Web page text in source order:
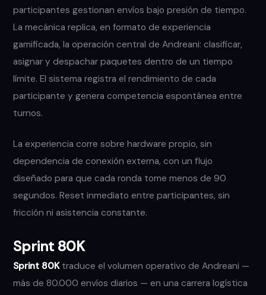
participantes gestionan envíos bajo presión de tiempo.
La mecánica replica, en formato de experiencia
gamificada, la operación central de Andreani: clasificar,
asignar y despachar paquetes dentro de un tiempo
límite. El sistema registra el rendimiento de cada
participante y genera competencia espontánea entre
turnos.
La experiencia corre sobre hardware propio, sin
dependencia de conexión externa, con un flujo
diseñado para que cada ronda tome menos de 90
segundos. Reset inmediato entre participantes, sin
fricción ni asistencia constante.
Sprint 80K
Sprint 80Ktraduce el volumen operativo de Andreani —
más de 80.000 envíos diarios — en una carrera logística